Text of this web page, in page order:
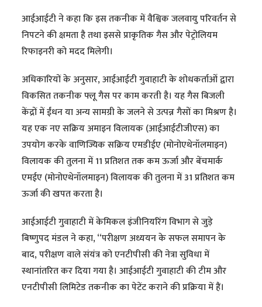
आईआईटी ने कहा कि इस तकनीक में वैश्विक जलवायु परिवर्तन से
निपटने की क्षमता है तथा इससे प्राकृतिक गैस और पेट्रोलियम
रिफाइनरी को मदद मिलेगी।
अधिकारियों के अनुसार, आईआईटी गुवाहाटी के शोधकर्ताओं द्वारा
विकसित तकनीक फ्लू गैस पर काम करती है। यह गैस बिजली
केंद्रों में ईंधन या अन्य सामग्री के जलने से उत्पन्न गैसों का मिश्रण है।
यह एक नए सक्रिय अमाइन विलायक (आईआईटीजीएस) का
उपयोग करके वाणिज्यिक सक्रिय एमडीईए (मोनोएथेनॉलमाइन)
विलायक की तुलना में 11 प्रतिशत तक कम ऊर्जा और बेंचमार्क
एमईए (मोनोएथेनॉलमाइन) विलायक की तुलना में 31 प्रतिशत कम
ऊर्जा की खपत करता है।
आईआईटी गुवाहाटी में केमिकल इंजीनियरिंग विभाग से जुड़े
बिष्णुपद मंडल ने कहा, ‘‘परीक्षण अध्ययन के सफल समापन के
बाद, परीक्षण वाले संयंत्र को एनटीपीसी की नेत्रा सुविधा में
स्थानांतरित कर दिया गया है। आईआईटी गुवाहाटी की टीम और
एनटीपीसी लिमिटेड तकनीक का पेटेंट कराने की प्रक्रिया में हैं।